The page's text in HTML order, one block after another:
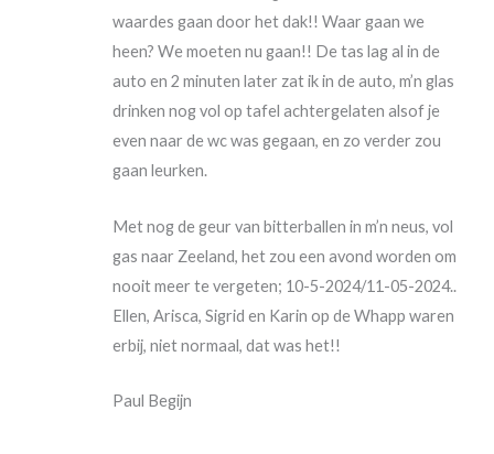
waardes gaan door het dak!! Waar gaan we
heen? We moeten nu gaan!! De tas lag al in de
auto en 2 minuten later zat ik in de auto, m’n glas
drinken nog vol op tafel achtergelaten alsof je
even naar de wc was gegaan, en zo verder zou
gaan leurken.
Met nog de geur van bitterballen in m’n neus, vol
gas naar Zeeland, het zou een avond worden om
nooit meer te vergeten; 10-5-2024/11-05-2024..
Ellen, Arisca, Sigrid en Karin op de Whapp waren
erbij, niet normaal, dat was het!!
Paul Begijn